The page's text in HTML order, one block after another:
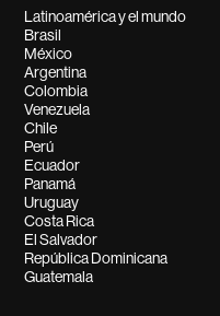
Latinoamérica y el mundo
Brasil
México
Argentina
Colombia
Venezuela
Chile
Perú
Ecuador
Panamá
Uruguay
Costa Rica
El Salvador
República Dominicana
Guatemala